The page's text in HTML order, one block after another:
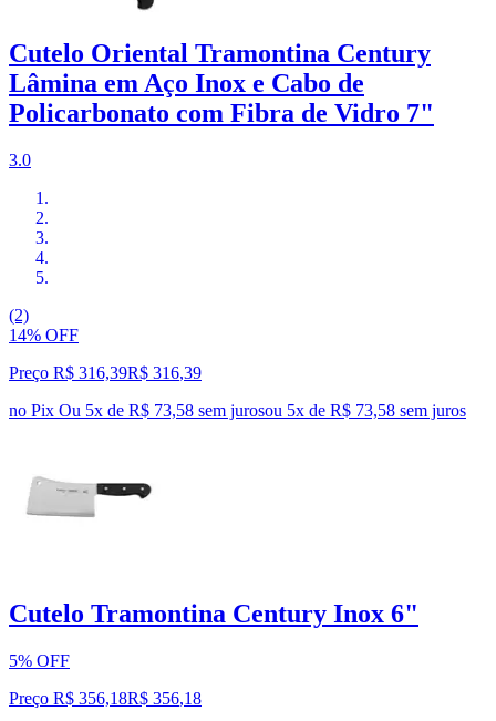
Cutelo Oriental Tramontina Century
Lâmina em Aço Inox e Cabo de
Policarbonato com Fibra de Vidro 7"
3.0
(2)
14% OFF
Preço R$ 316,39R$ 316,39
no Pix Ou 5x de R$ 73,58 sem jurosou 5x de R$ 73,58 sem juros
Cutelo Tramontina Century Inox 6"
5% OFF
Preço R$ 356,18R$ 356,18